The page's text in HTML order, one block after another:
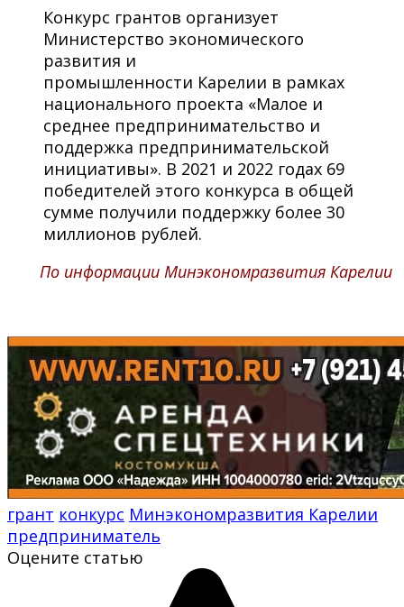
Конкурс грантов организует
Министерство экономического
развития и
промышленности Карелии в рамках
национального проекта «Малое и
среднее предпринимательство и
поддержка предпринимательской
инициативы». В 2021 и 2022 годах 69
победителей этого конкурса в общей
сумме получили поддержку более 30
миллионов рублей.
По информации Минэкономразвития Карелии
грант конкурс Минэкономразвития Карелии
предприниматель
Оцените статью